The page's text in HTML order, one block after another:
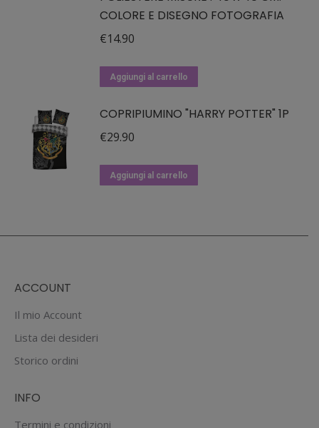
COLORE E DISEGNO FOTOGRAFIA
€14.90
Aggiungi al carrello
COPRIPIUMINO "HARRY POTTER" 1P
€29.90
Aggiungi al carrello
ACCOUNT
Il mio Account
Lista dei desideri
Storico ordini
INFO
Termini e condizioni